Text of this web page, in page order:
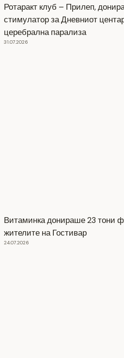
Ротаракт клуб – Прилеп,
стимулатор за Дневниот
церебрална парализа
31.07.2026
Витаминка донираше 23 тони
жителите на Гостивар
24.07.2026